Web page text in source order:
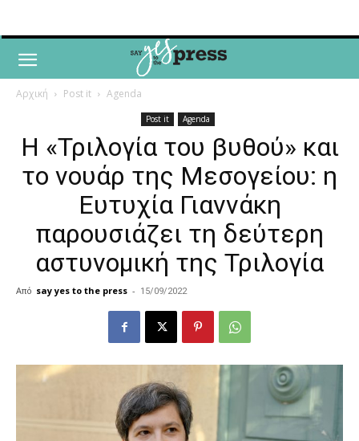
Αρχική Post it Agenda
Post it Agenda
Η «Τριλογία του βυθού» και
το νουάρ της Μεσογείου: η
Ευτυχία Γιαννάκη
παρουσιάζει τη δεύτερη
αστυνομική της Τριλογία
Από say yes to the press - 15/09/2022